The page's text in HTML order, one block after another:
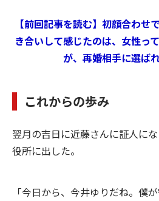
【前回記事を読む】初顔合わせ
き合いして感じたのは、女性っ
が、再婚相手に選ば
これからの歩み
翌月の吉日に近藤さんに証人に
役所に出した。
「今日から、今井ゆりだね。僕